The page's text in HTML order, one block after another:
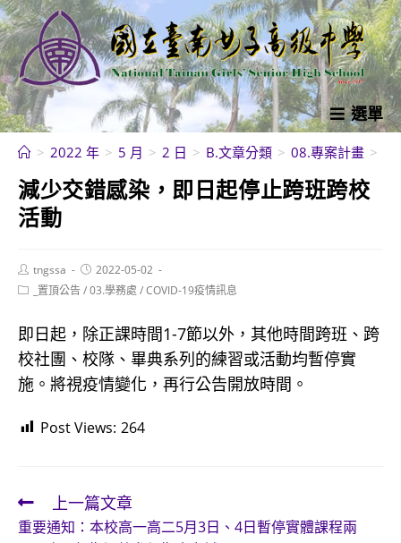
跳
轉
至
主
要
內
選單
> 2022 年 > 5 月 > 2 日 > B.文章分類 > 08.專案計畫 >
減少交錯感染，即日起停止跨班跨校
活動
Post
author:
tngssa
Post
published:
2022-05-02
Post _置頂公告/03.學務處 /COVID-19疫情訊息
即日起，除正課時間1-7節以外，其他時間跨班、跨
校社團、校隊、畢典系列的練習或活動均暫停實
施。將視疫情變化，再行公告開放時間。
Post Views: 264
Read
more
上一篇文章
重要通知：本校高一高二5月3日、4日暫停實體課程兩